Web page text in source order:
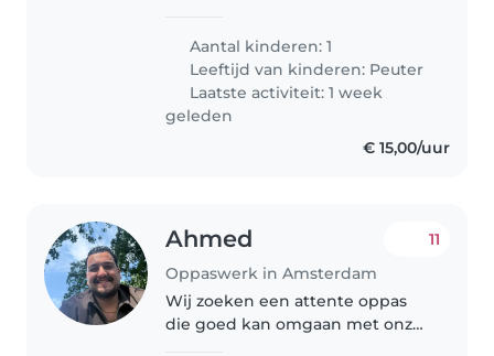
looking for a lovely family to
support as a babysitter. I've
always loved being around..
Aantal kinderen: 1
Leeftijd van kinderen: Peuter
Laatste activiteit: 1 week
geleden
€ 15,00/uur
Ahmed
Oppaswerk in Amsterdam
11
Wij zoeken een attente oppas
die goed kan omgaan met onze